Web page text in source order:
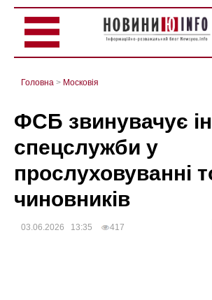
Головна > Mосковія
ФСБ звинувачує
спецслужби у
прослуховуванні
чиновників
03.06.2026 13:35 417